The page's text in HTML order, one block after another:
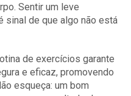
Sentir um leve
sinal de que algo não está
de exercícios garante
e eficaz, promovendo
esqueça: um bom